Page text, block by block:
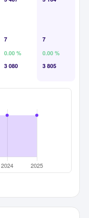
7
7
0.00 %
0.00 %
3 080 3 805